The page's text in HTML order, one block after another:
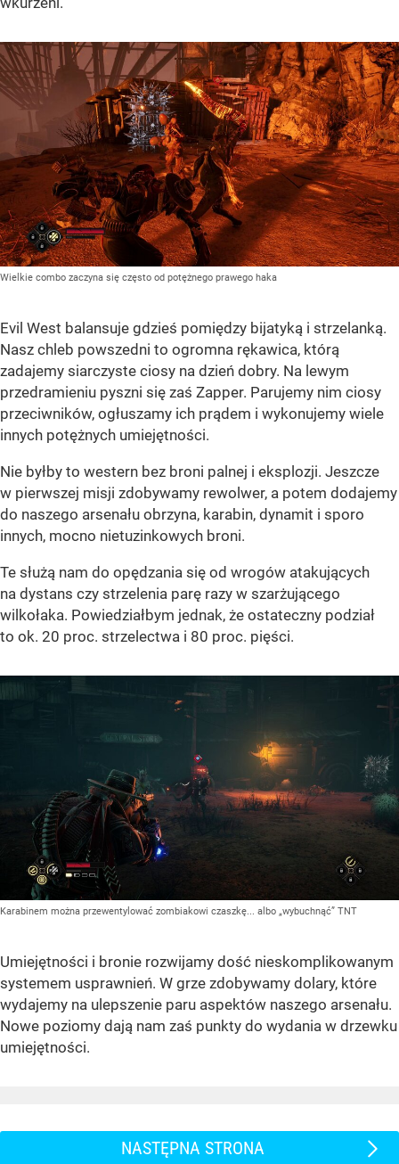
Wielkie combo zaczyna się często od potężnego prawego haka
Evil West balansuje gdzieś pomiędzy bijatyką i strzelanką.
Nasz chleb powszedni to ogromna rękawica, którą
zadajemy siarczyste ciosy na dzień dobry. Na lewym
przedramieniu pyszni się zaś Zapper. Parujemy nim ciosy
przeciwników, ogłuszamy ich prądem i wykonujemy wiele
innych potężnych umiejętności.
Nie byłby to western bez broni palnej i eksplozji. Jeszcze
w pierwszej misji zdobywamy rewolwer, a potem dodajemy
do naszego arsenału obrzyna, karabin, dynamit i sporo
innych, mocno nietuzinkowych broni.
Te służą nam do opędzania się od wrogów atakujących
na dystans czy strzelenia parę razy w szarżującego
wilkołaka. Powiedziałbym jednak, że ostateczny podział
to ok. 20 proc. strzelectwa i 80 proc. pięści.
Karabinem można przewentylować zombiakowi czaszkę... albo „wybuchnąć” TNT
Umiejętności i bronie rozwijamy dość nieskomplikowanym
systemem usprawnień. W grze zdobywamy dolary, które
wydajemy na ulepszenie paru aspektów naszego arsenału.
Nowe poziomy dają nam zaś punkty do wydania w drzewku
umiejętności.
NASTĘPNA STRONA